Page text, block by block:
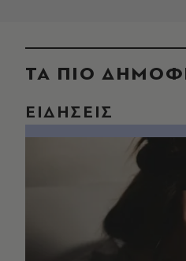
ΤΑ ΠΙΟ
ΕΙΔΗΣΕΙΣ